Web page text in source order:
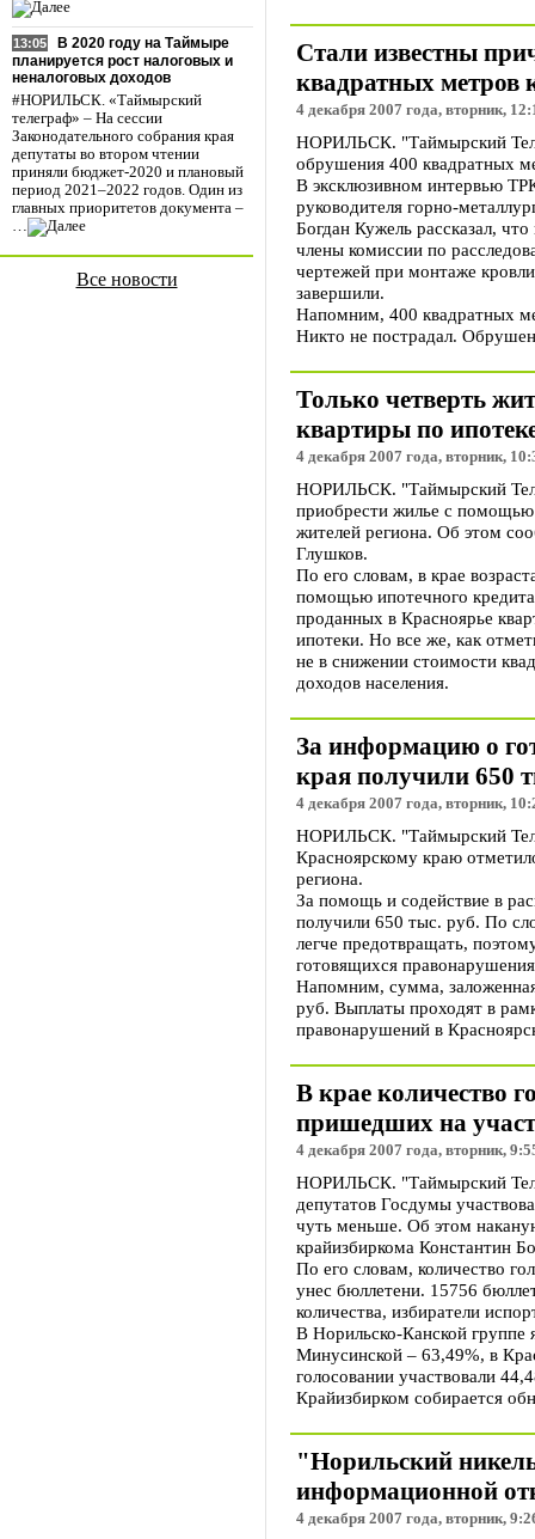
13:05
В 2020 году на Таймыре
планируется рост налоговых и
неналоговых доходов
#НОРИЛЬСК. «Таймырский
телеграф» – На сессии
Законодательного собрания края
депутаты во втором чтении
приняли бюджет-2020 и плановый
период 2021–2022 годов. Один из
главных приоритетов документа –
…
Все новости
Стали известны
квадратных метров
4 декабря 2007 года, вторник,
НОРИЛЬСК. "Таймырский
обрушения 400 квадратных
В эксклюзивном интервью
руководителя горно-
Богдан Кужель рассказал,
члены комиссии по
чертежей при монтаже
завершили.
Напомним, 400 квадратных
Никто не пострадал.
Только четверть
квартиры по
4 декабря 2007 года, вторник,
НОРИЛЬСК. "Таймырский
приобрести жилье с помощью
жителей региона. Об этом
Глушков.
По его словам, в крае
помощью ипотечного
проданных в Красноярье
ипотеки. Но все же, как
не в снижении стоимости
доходов населения.
За информацию о
края получили 650
4 декабря 2007 года, вторник,
НОРИЛЬСК. "Таймырский
Красноярскому краю
региона.
За помощь и содействие в
получили 650 тыс. руб. По
легче предотвращать,
готовящихся
Напомним, сумма,
руб. Выплаты проходят в
правонарушений в
В крае количество
пришедших на
4 декабря 2007 года, вторник,
НОРИЛЬСК. "Таймырский
депутатов Госдумы
чуть меньше. Об этом
крайизбиркома Константин
По его словам, количество
унес бюллетени. 15756
количества, избиратели
В Норильско-Канской группе
Минусинской – 63,49%, в
голосовании участвовали
Крайизбирком собирается
"Норильский
информационной
4 декабря 2007 года, вторник,